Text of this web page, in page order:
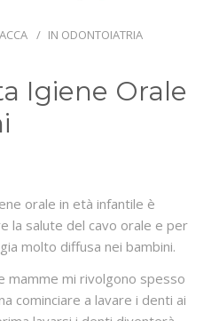
IN ODONTOIATRIA
Igiene Orale
orale in età infantile è
la salute del cavo orale e per
molto diffusa nei bambini.
mamme mi rivolgono spesso
cominciare a lavare i denti ai